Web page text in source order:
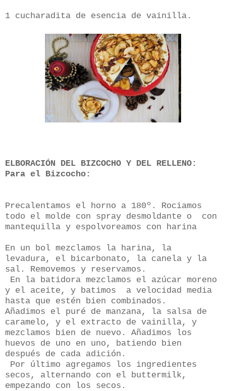
1 cucharadita de esencia de vainilla.
ELBORACIÓN DEL BIZCOCHO Y DEL RELLENO:
Para el Bizcocho:
Precalentamos el horno a 180º. Rociamos
todo el molde con spray desmoldante o
con
mantequilla y espolvoreamos con harina
En un bol mezclamos la harina, la
levadura, el bicarbonato, la canela y la
sal. Removemos y reservamos.
En la batidora mezclamos el azúcar moreno
y el aceite, y batimos a velocidad media
hasta que estén bien combinados.
Añadimos el puré de manzana, la salsa de
caramelo, y el extracto de vainilla, y
mezclamos bien de nuevo. Añadimos los
huevos de uno en uno, batiendo bien
después de cada adición.
Por último agregamos los ingredientes
secos, alternando con el buttermilk,
empezando con los secos.